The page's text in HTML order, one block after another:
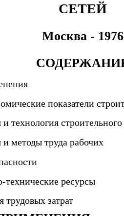
СЕТЕЙ
Москва - 1976
показатели
технология
методы труда рабочих
технические ресурсы
трудовых затрат